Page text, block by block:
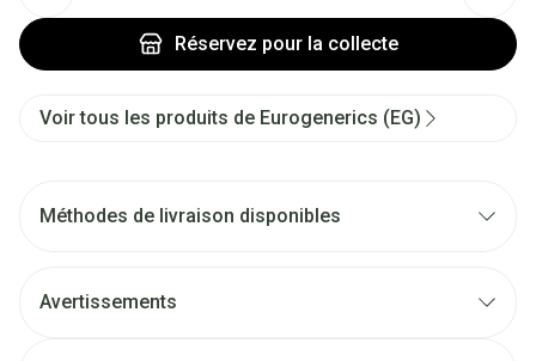
Réservez pour la collecte
Voir tous les produits de Eurogenerics (EG)
Méthodes de livraison disponibles
Avertissements